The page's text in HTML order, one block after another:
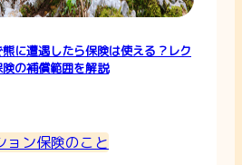
に遭遇したら保険は使える？レク
の補償範囲を解説
ョン保険のこと